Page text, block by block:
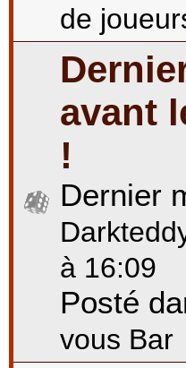
de
avant
!
Dernier
à 16:09
Posté
vous Bar